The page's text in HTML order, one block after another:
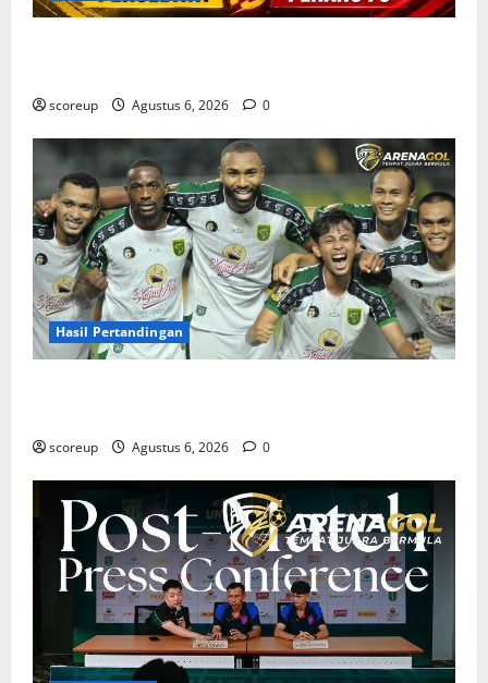
scoreup Agustus 6, 2026 0
Hasil Pertandingan
scoreup Agustus 6, 2026 0